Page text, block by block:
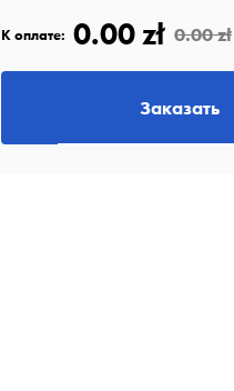
К оплате: 0.00 zł 0.00 zł
Заказать